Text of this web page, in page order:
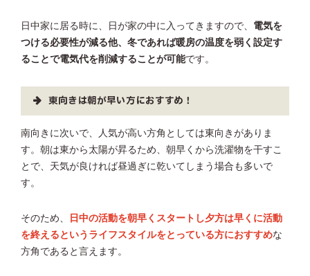
日中家に居る時に、日が家の中に入ってきますので、 電気を
つける必要性が減る他、冬であれば暖房の温度を弱く設定す
ることで電気代を削減することが可能です。
東向きは朝が早い方におすすめ！
南向きに次いで、人気が高い方角としては東向きがありま
す。朝は東から太陽が昇るため、朝早くから洗濯物を干すこ
とで、天気が良ければ昼過ぎに乾いてしまう場合も多いで
す。
そのため、
日中の活動を朝早くスタートし夕方は早くに活動
を終えるというライフスタイルをとっている方におすすめな
方角であると言えます。